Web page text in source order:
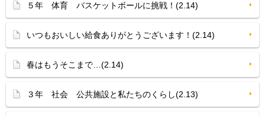
５年 体育 バスケットボールに挑戦！(2.14)
いつもおいしい給食ありがとうございます！(2.14)
春はもうそこまで…(2.14)
３年 社会 公共施設と私たちのくらし(2.13)